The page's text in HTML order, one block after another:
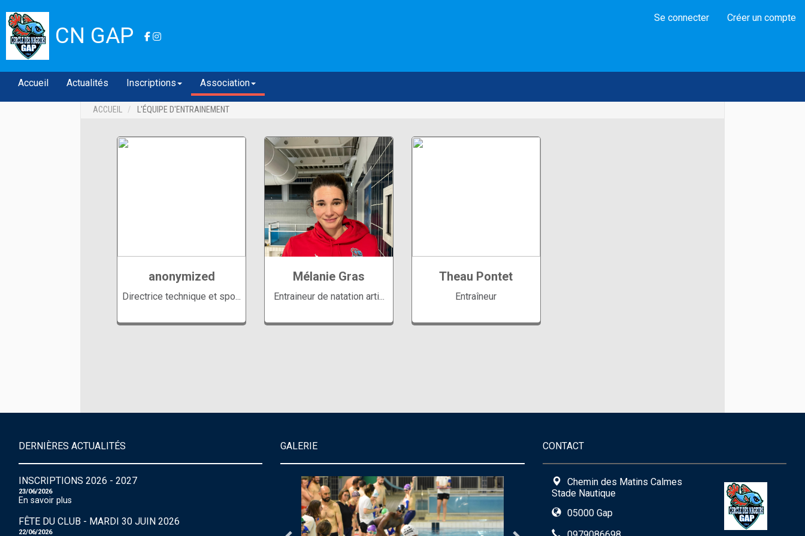
CN GAP
Se connecter Créer un compte
Accueil Actualités Inscriptions Association
ACCUEIL L'ÉQUIPE D'ENTRAINEMENT
anonymized
Directrice technique et spo...
Mélanie Gras
Entraineur de natation arti...
natation artistique
Theau Pontet
Entraîneur
compétition 2
DERNIÈRES ACTUALITÉS
INSCRIPTIONS 2026 - 2027
23/06/2026
En savoir plus
FÊTE DU CLUB - MARDI 30 JUIN 2026
22/06/2026
GALERIE CONTACT
Chemin des Matins Calmes
Stade Nautique
05000 Gap